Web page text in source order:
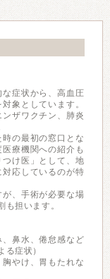
症状から、高血圧
象としています。
ザワクチン、肺炎
の最初の窓口とな
療機関への紹介も
け医」として、地
応しているのが特
、手術が必要な場
担います。
鼻水、倦怠感など
る症状）
やけ、胃もたれな